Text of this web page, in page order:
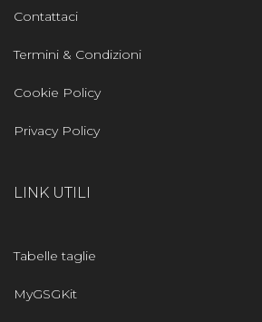
Contattaci
Termini & Condizioni
Cookie Policy
Privacy Policy
LINK UTILI
Tabelle taglie
MyGSGKit